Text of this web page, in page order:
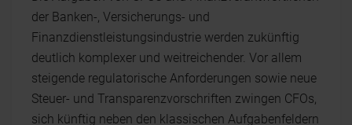
der Banken-, Versicherungs- und
Finanzdienstleistungsindustrie werden zukünftig
deutlich komplexer und weitreichender. Vor allem
steigende regulatorische Anforderungen sowie neue
Steuer- und Transparenzvorschriften zwingen CFOs,
sich künftig neben den klassischen Aufgabenfeldern